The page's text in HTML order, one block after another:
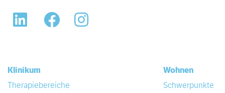
LinkedIn Facebook
Klinikum
Therapiebereiche
Wohnen
Schwerpunkte